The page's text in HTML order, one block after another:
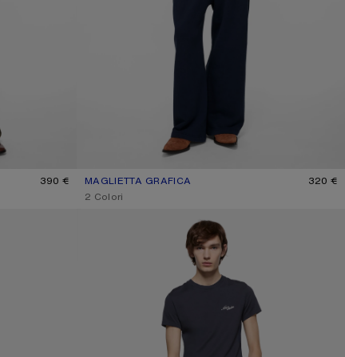
390 €
MAGLIETTA GRAFICA
COLORE ATTUALE: BLU NAVY
PREZZO: 320 €.
320 €
,2 Colori